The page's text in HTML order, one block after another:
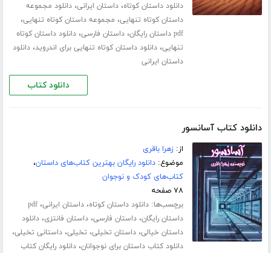
دانلود داستان کوتاه،داستان ایرانی،دانلود مجموعه
داستان کوتاه تنهایی، مجموعه داستان کوتاه تنهایی،
pdf داستان رایگان ،داستان فارسی،دانلود داستان کوتاه
تنهایی،دانلود داستان کوتاه تنهایی برای اندروید،دانلود
داستان ایرانی
دانلود کتاب
دانلود کتاب آسانسور
از:زهرا باقری
موضوع:دانلود رایگان بهترین کتاب‌های داستان،
کتاب‌های کودک و نوجوان
۷۸ صفحه
برچسب‌ها:دانلود داستان کوتاه،داستان ایرانی،pdf
داستان رایگان،داستان فارسی،داستان فانتزی،دانلود
داستان خیالی،داستان تخیلی، تخیلی،داستانی تخیلی،
دانلود کتاب داستان برای نوجوانان،دانلود رایگان کتاب